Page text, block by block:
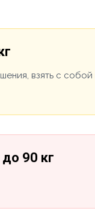
взять с
90 кг